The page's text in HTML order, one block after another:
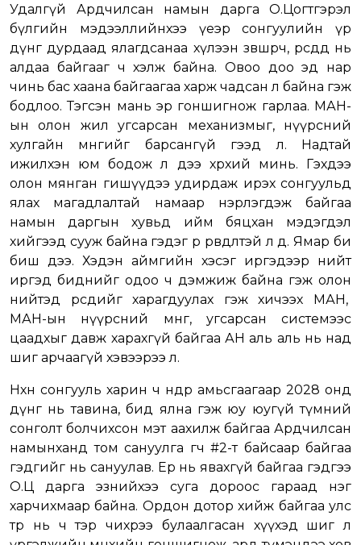
Удалгүй Ардчилсан намын дарга О.Цогтгэрэл
бүлгийн мэдээллийнхээ үеэр сонгуулийн үр
дүнг дурдаад ялагдсанаа хүлээн зөвшөөрч, өөрсдөд нь
алдаа байгааг ч хэлж байна. Овоо доо эд нар
чинь бас хаана байгаагаа харж чадсан л байна гэж
бодлоо. Тэгсэн мань эр гоншигнож гарлаа. МАН-
ын олон жил угсарсан механизмыг, нүүрсний
хулгайн мөнгийг барсангүй гээд л. Надтай
ижилхэн юм бодож л дээ хөөрхий минь. Гэхдээ
олон мянган гишүүдээ удирдаж ирэх сонгуульд
ялах магадлалтай намаар нэрлэгдэж байгаа
намын даргын хувьд ийм бяцхан мэдэгдэл
хийгээд сууж байна гэдэг өөрөө өрөвдөлтэй л дөө. Ямар би
биш дээ. Хэдэн аймгийн хэсэг иргэдээр нийт
иргэд биднийг одоо ч дэмжиж байна гэж олон
нийтэд өөрсдийгөө харагдуулах гэж хичээх МАН,
МАН-ын нүүрсний мөнгө, угсарсан системээс
цаадхыг давж харахгүй байгаа АН аль аль нь над
шиг арчаагүй хэвээрээ л.
Нөхөн сонгууль харин ч өндөр амьсгаагаар 2028 онд
дүнг нь тавина, бид ялна гэж юу юугүй түмний
сонголт болчихсон мэт аахилж байгаа Ардчилсан
намынханд том сануулга өгч #2-т байсаар байгаа
гэдгийг нь сануулав. Ер нь явахгүй байгаа гэдгээ
О.Ц дарга эзнийхээ суга дороос гараад нэг
харчихмаар байна. Ордон дотор хийж байгаа улс
төр нь ч тэр чихрээ булаалгасан хүүхэд шиг л